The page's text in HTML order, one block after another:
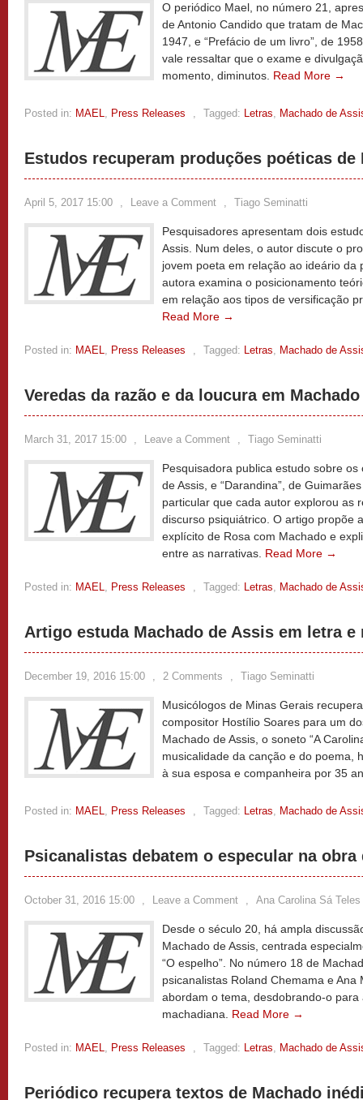
O periódico Mael, no número 21,
de Antonio Candido que tratam de
1947, e “Prefácio de um livro”, de
vale ressaltar que o exame e
momento, diminutos. Read More →
Posted in: MAEL, Press Releases , Tagged: Letras, Machado de
Estudos recuperam produções poéticas de
April 5, 2017 15:00 , Leave a Comment , Tiago Seminatti
Pesquisadores apresentam dois
Assis. Num deles, o autor discute o
jovem poeta em relação ao ideário da
autora examina o posicionamento
em relação aos tipos de versificação
Read More →
Posted in: MAEL, Press Releases , Tagged: Letras, Machado de
Veredas da razão e da loucura em
March 31, 2017 15:00 , Leave a Comment , Tiago Seminatti
Pesquisadora publica estudo sobre os
de Assis, e “Darandina”, de
particular que cada autor explorou as
discurso psiquiátrico. O artigo propõe
explícito de Rosa com Machado e
entre as narrativas. Read More →
Posted in: MAEL, Press Releases , Tagged: Letras, Machado de
Artigo estuda Machado de Assis em letra e
December 19, 2016 15:00 , 2 Comments , Tiago Seminatti
Musicólogos de Minas Gerais
compositor Hostílio Soares para um
Machado de Assis, o soneto “A
musicalidade da canção e do poema,
à sua esposa e companheira por 35
Posted in: MAEL, Press Releases , Tagged: Letras, Machado de
Psicanalistas debatem o especular na obra
October 31, 2016 15:00 , Leave a Comment , Ana Carolina Sá Teles
Desde o século 20, há ampla
Machado de Assis, centrada
“O espelho”. No número 18 de
psicanalistas Roland Chemama e Ana
abordam o tema, desdobrando-o
machadiana. Read More →
Posted in: MAEL, Press Releases , Tagged: Letras, Machado de
Periódico recupera textos de Machado